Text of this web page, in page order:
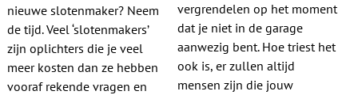
nieuwe slotenmaker? Neem
de tijd. Veel ‘slotenmakers’
zijn oplichters die je veel
meer kosten dan ze hebben
vooraf rekende vragen en
vergrendelen op het moment
dat je niet in de garage
aanwezig bent. Hoe triest het
ook is, er zullen altijd
mensen zijn die jouw